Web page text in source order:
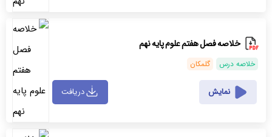
خلاصه فصل هفتم علوم پایه نهم
خلاصه درس گلمکان
نمایش دریافت